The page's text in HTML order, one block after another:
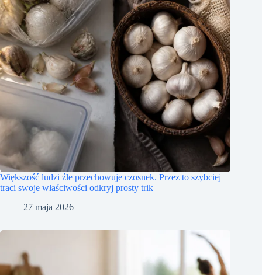
Większość ludzi źle przechowuje czosnek. Przez to szybciej
traci swoje właściwości odkryj prosty trik
27 maja 2026